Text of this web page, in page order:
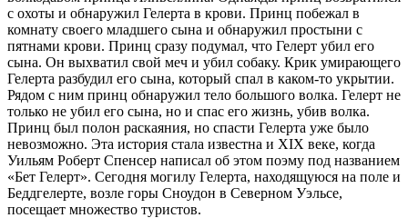
с охоты и обнаружил Гелерта в крови. Принц побежал в
комнату своего младшего сына и обнаружил простыни с
пятнами крови. Принц сразу подумал, что Гелерт убил его
сына. Он выхватил свой меч и убил собаку. Крик умирающего
Гелерта разбудил его сына, который спал в каком-то укрытии.
Рядом с ним принц обнаружил тело большого волка. Гелерт не
только не убил его сына, но и спас его жизнь, убив волка.
Принц был полон раскаяния, но спасти Гелерта уже было
невозможно. Эта история стала известна и XIX веке, когда
Уильям Роберт Спенсер написал об этом поэму под названием
«Бет Гелерт». Сегодня могилу Гелерта, находящуюся на поле и
Беддгелерте, возле горы Сноудон в Северном Уэльсе,
посещает множество туристов.